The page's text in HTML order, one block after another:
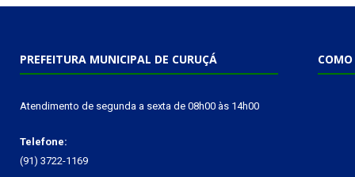
PREFEITURA MUNICIPAL DE CURUÇÁ
Atendimento de segunda a sexta de 08h00 às 14h00
Telefone:
(91) 3722-1169
COMO